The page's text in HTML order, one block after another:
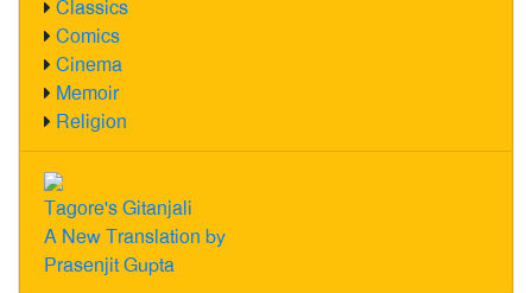
Classics
Comics
Cinema
Memoir
Religion
Tagore's Gitanjali
A New Translation by
Prasenjit Gupta